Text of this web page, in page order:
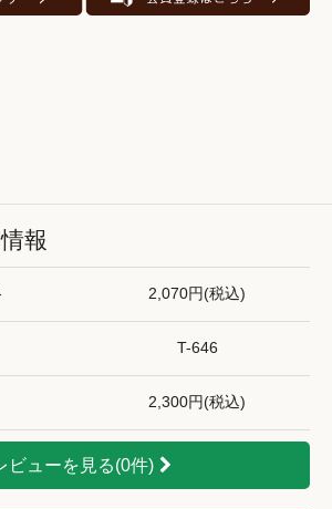
報
2,070円(税込)
T-646
2,300円(税込)
ビューを見る(0件)